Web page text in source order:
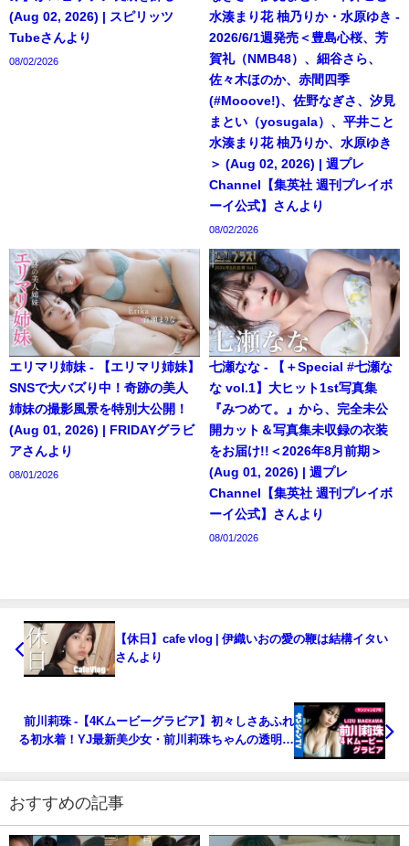
(Aug 02, 2026) | スピリッツ
Tubeさんより
08/02/2026
水湊まり花 柚乃りか・水原ゆき -
2026/6/1週発売＜豊島心桜、芳
賀礼（NMB48）、細谷さら、
佐々木ほのか、赤間四季
(#Mooove!)、佐野なぎさ、汐見
まとい（yosugala）、平井こと
水湊まり花 柚乃りか、水原ゆき
＞ (Aug 02, 2026) | 週プレ
Channel【集英社 週刊プレイボ
ーイ公式】さんより
08/02/2026
エリマリ姉妹 - 【エリマリ姉妹】
SNSで大バズり中！奇跡の美人
姉妹の撮影風景を特別大公開！
(Aug 01, 2026) | FRIDAYグラビ
アさんより
08/01/2026
七瀬なな - 【＋Special #七瀬な
な vol.1】大ヒット1st写真集
『みつめて。』から、完全未公
開カット＆写真集未収録の衣装
をお届け!!＜2026年8月前期＞
(Aug 01, 2026) | 週プレ
Channel【集英社 週刊プレイボ
ーイ公式】さんより
08/01/2026
【休日】cafe vlog | 伊織いおの愛の鞭は結構イタい
さんより
前川莉珠 -【4Kムービーグラビア】初々しさあふれ
る初水着！YJ最新美少女・前川莉珠ちゃんの透明感
おすすめの記事